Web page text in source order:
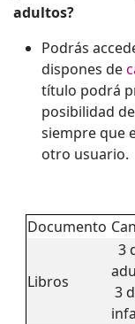
adultos?
Podrás
dispones de
título podrá
posibilidad
siempre que
otro usuario.
Documento
Libros
3
3